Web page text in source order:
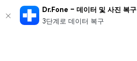
Dr.Fone – 데이터 및 사진 복구
3단계로 데이터 복구